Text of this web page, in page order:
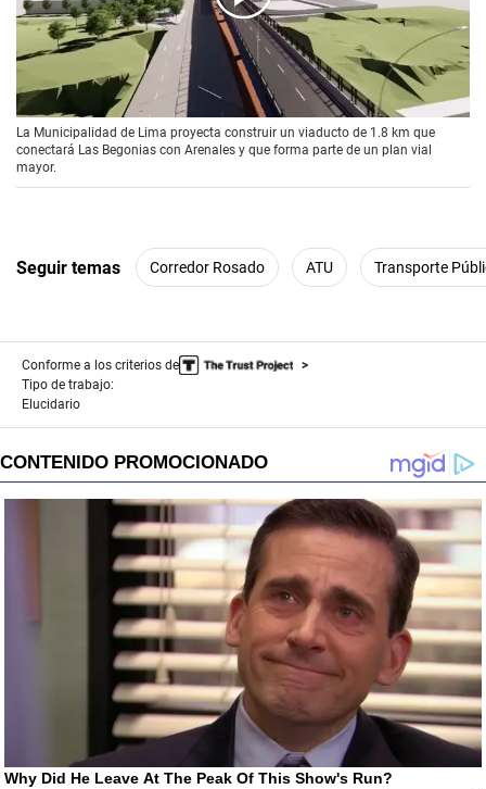
00:00/01:46
La Municipalidad de Lima proyecta construir un viaducto de 1.8 km que
conectará Las Begonias con Arenales y que forma parte de un plan vial
mayor.
Seguir temas Corredor Rosado ATU Transporte
Conforme a los criterios de
Tipo de trabajo:
Elucidario